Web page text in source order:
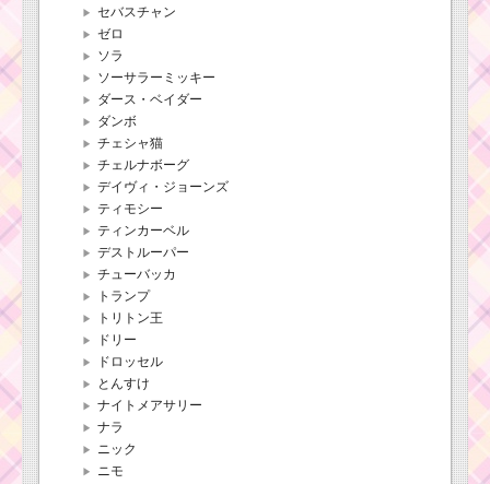
セバスチャン
ゼロ
ソラ
ソーサラーミッキー
ダース・ベイダー
ダンボ
チェシャ猫
チェルナボーグ
デイヴィ・ジョーンズ
ティモシー
ティンカーベル
デストルーパー
チューバッカ
トランプ
トリトン王
ドリー
ドロッセル
とんすけ
ナイトメアサリー
ナラ
ニック
ニモ